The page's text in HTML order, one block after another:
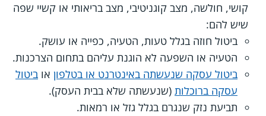
קושי, חולשה, מצב קוגניטיבי, מצב בריאותי או קשיי שפה
שיש להם:
ביטול חוזה בגלל טעות, הטעיה, כפייה או עושק.
הטעיה או השפעה לא הוגנת עליהם בתחום הצרכנות.
ביטול עסקה שנעשתה באינטרנט או בטלפון או ביטול
עסקה ברוכלות (שנעשתה שלא בבית העסק).
תביעת נזק שנגרם בגלל גזל או רמאות.